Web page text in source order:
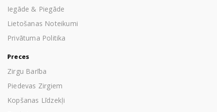
Iegāde & Piegāde
Lietošanas Noteikumi
Privātuma Politika
Preces
Zirgu Barība
Piedevas Zirgiem
Kopšanas Līdzekļi